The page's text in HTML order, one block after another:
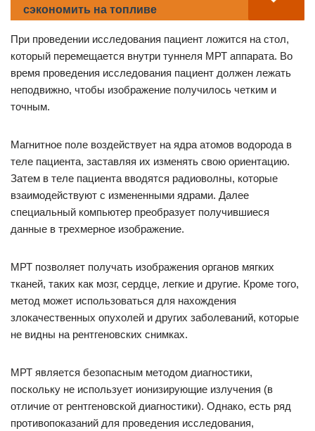
сэкономить на топливе
При проведении исследования пациент ложится на стол,
который перемещается внутри туннеля МРТ аппарата. Во
время проведения исследования пациент должен лежать
неподвижно, чтобы изображение получилось четким и
точным.
Магнитное поле воздействует на ядра атомов водорода в
теле пациента, заставляя их изменять свою ориентацию.
Затем в теле пациента вводятся радиоволны, которые
взаимодействуют с измененными ядрами. Далее
специальный компьютер преобразует получившиеся
данные в трехмерное изображение.
МРТ позволяет получать изображения органов мягких
тканей, таких как мозг, сердце, легкие и другие. Кроме того,
метод может использоваться для нахождения
злокачественных опухолей и других заболеваний, которые
не видны на рентгеновских снимках.
МРТ является безопасным методом диагностики,
поскольку не использует ионизирующие излучения (в
отличие от рентгеновской диагностики). Однако, есть ряд
противопоказаний для проведения исследования,